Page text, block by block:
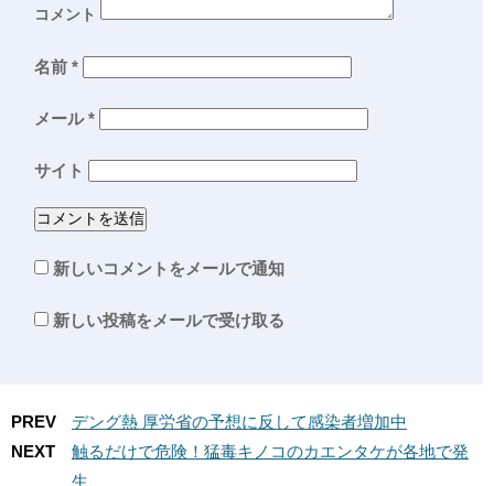
コメント
名前 *
メール*
サイト
新しいコメントをメールで通知
新しい投稿をメールで受け取る
PREV
デング熱 厚労省の予想に反して感染者増加中
NEXT
触るだけで危険！猛毒キノコのカエンタケが各地で発
生